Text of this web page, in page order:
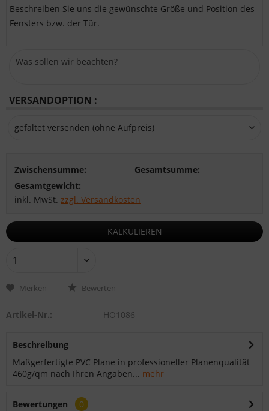
Beschreiben Sie uns die gewünschte Größe und Position des
Fensters bzw. der Tür.
VERSANDOPTION :
Zwischensumme:
Gesamtsumme:
Gesamtgewicht:
inkl. MwSt.zzgl. Versandkosten
KALKULIEREN
Merken Bewerten
Artikel-Nr.: HO1086
Beschreibung
Maßgerfertigte PVC Plane in professioneller Planenqualität
460g/qm nach Ihren Angaben... mehr
Bewertungen
0